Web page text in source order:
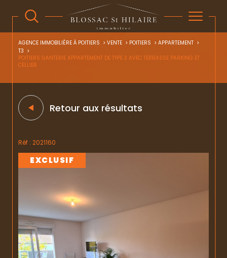
AGENCE IMMOBILIÈRE À POITIERS VENTE POITIERS
APPARTEMENT
T3
POITIERS GANTERIE APPARTEMENT DE TYPE 3 AVEC TERRASSE PARKING ET
CELLIER
Retour aux résultats
Réf : 2021160
EXCLUSIF